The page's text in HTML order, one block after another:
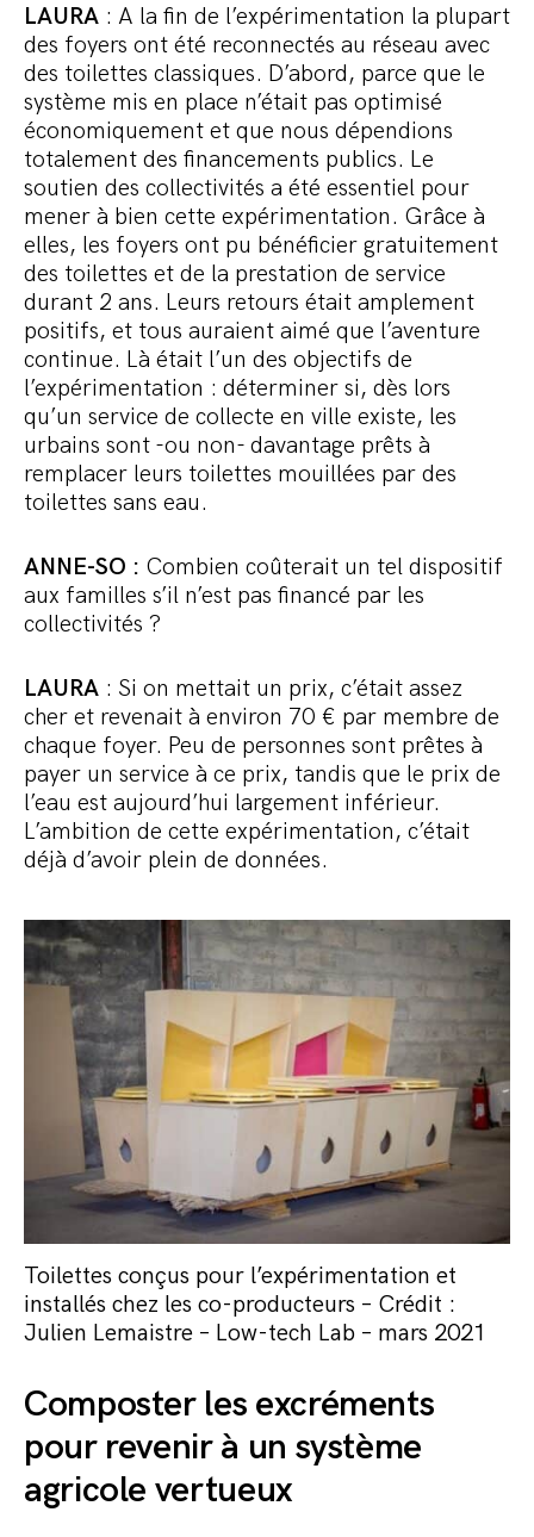
LAURA : A la fin de l’expérimentation la plupart
des foyers ont été reconnectés au réseau avec
des toilettes classiques. D’abord, parce que le
système mis en place n’était pas optimisé
économiquement et que nous dépendions
totalement des financements publics. Le
soutien des collectivités a été essentiel pour
mener à bien cette expérimentation. Grâce à
elles, les foyers ont pu bénéficier gratuitement
des toilettes et de la prestation de service
durant 2 ans. Leurs retours était amplement
positifs, et tous auraient aimé que l’aventure
continue. Là était l’un des objectifs de
l’expérimentation : déterminer si, dès lors
qu’un service de collecte en ville existe, les
urbains sont -ou non- davantage prêts à
remplacer leurs toilettes mouillées par des
toilettes sans eau.
ANNE-SO : Combien coûterait un tel dispositif
aux familles s’il n’est pas financé par les
collectivités ?
LAURA : Si on mettait un prix, c’était assez
cher et revenait à environ 70 € par membre de
chaque foyer. Peu de personnes sont prêtes à
payer un service à ce prix, tandis que le prix de
l’eau est aujourd’hui largement inférieur.
L’ambition de cette expérimentation, c’était
déjà d’avoir plein de données.
Toilettes conçus pour l’expérimentation et
installés chez les co-producteurs – Crédit :
Julien Lemaistre – Low-tech Lab – mars 2021
Composter les excréments
pour revenir à un système
agricole vertueux